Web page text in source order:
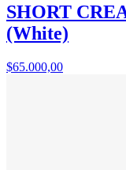
SHORT
(White)
$65.000,00